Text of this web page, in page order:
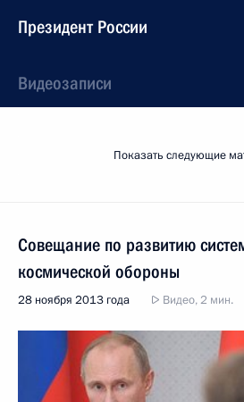
Президент России
Видеозаписи
Показать следующие
Совещание по развитию
космической обороны
28 ноября 2013 года Видео, 2 мин.